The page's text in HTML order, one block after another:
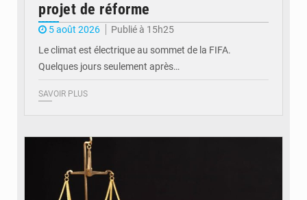
projet de réforme
5 août 2026
Publié à 15h25
Le climat est électrique au sommet de la FIFA.
Quelques jours seulement après…
SAVOIR PLUS